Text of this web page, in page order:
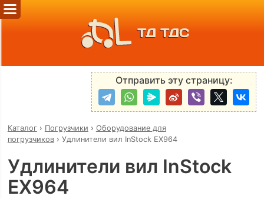
ТД ТДС
Отправить эту страницу:
Каталог› Погрузчики › Оборудование для
погрузчиков› Удлинители вил InStock EX964
Удлинители вил InStock
EX964